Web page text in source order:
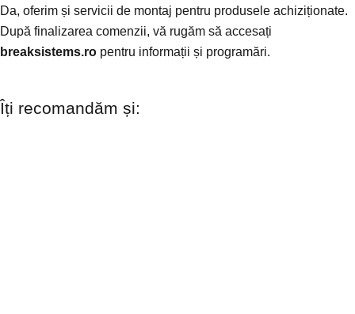
Da, oferim și servicii de montaj pentru produsele achiziționate.
După finalizarea comenzii, vă rugăm să accesați
breaksistems.ro pentru informații și programări.
Îți recomandăm și: